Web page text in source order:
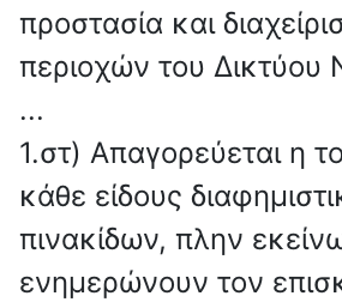
προστασία και
περιοχών του Δικτύου
...
1.στ) Απαγορεύεται η
κάθε είδους
πινακίδων, πλην
ενημερώνουν τον